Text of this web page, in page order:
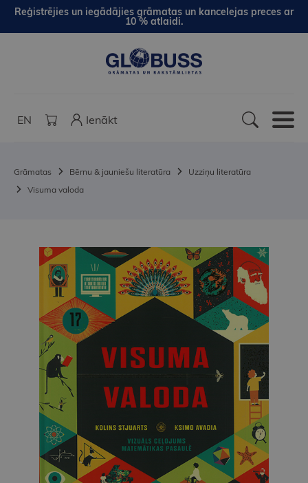
Reģistrējies un iegādājies grāmatas un kancelejas preces ar
10 % atlaidi.
EN Ienākt
Grāmatas Bērnu & jauniešu literatūra
Uzziņu literatūra
Visuma valoda